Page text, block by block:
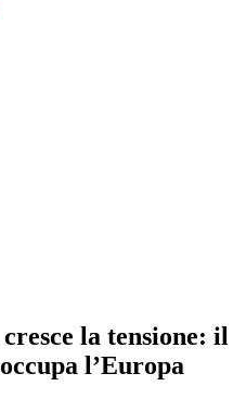
la tensione: il
l’Europa